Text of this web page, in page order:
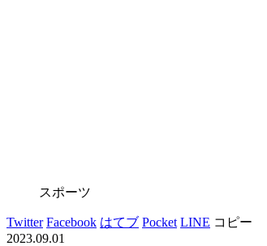
スポーツ
Twitter Facebook はてブ Pocket LINE コピー
2023.09.01